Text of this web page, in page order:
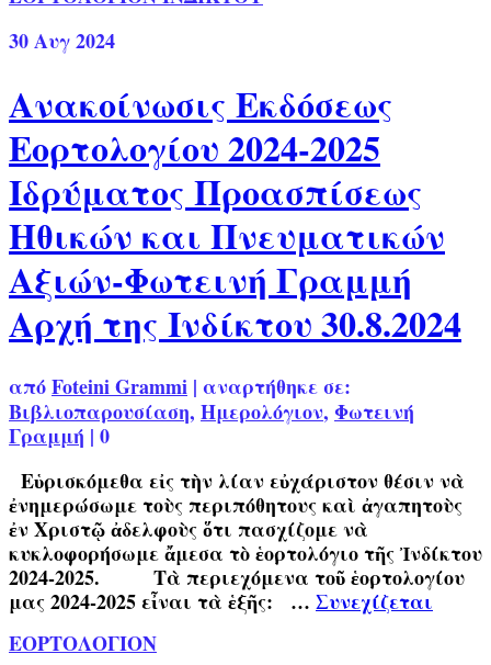
30Αυγ 2024
Ανακοίνωσις Εκδόσεως
Εορτολογίου 2024-2025
Ιδρύματος Προασπίσεως
Ηθικών και Πνευματικών
Αξιών-Φωτεινή Γραμμή
Αρχή της Ινδίκτου 30.8.2024
απόFoteini Grammi | αναρτήθηκε σε:
Βιβλιοπαρουσίαση, Ημερολόγιον, Φωτεινή
Γραμμή | 0
Εὑρισκόμεθα εἰς τὴν λίαν εὐχάριστον θέσιν νὰ
ἐνημερώσωμε τοὺς περιπόθητους καὶ ἀγαπητοὺς
ἐν Χριστῷ ἀδελφοὺς ὅτι πασχίζομε νὰ
κυκλοφορήσωμε ἄμεσα τὸ ἑορτολόγιο τῆς Ἰνδίκτου
2024-2025. Τὰ περιεχόμενα τοῦ ἑορτολογίου
μας 2024-2025 εἶναι τὰ ἑξῆς: … Συνεχίζεται
ΕΟΡΤΟΛΟΓΙΟΝ